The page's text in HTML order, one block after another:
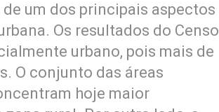
um dos principais aspectos
Os resultados do Censo
urbano, pois mais de
O conjunto das áreas
hoje maior